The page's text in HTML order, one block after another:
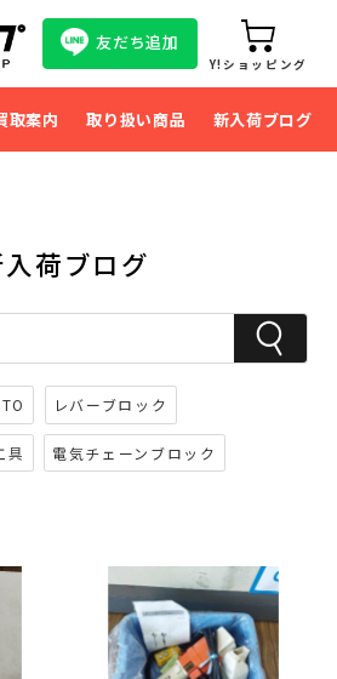
友だち追加
Y!ショッピング
取案内 取り扱い商品 新入荷ブログ
入荷ブログ
レバーブロック
具 電気チェーンブロック